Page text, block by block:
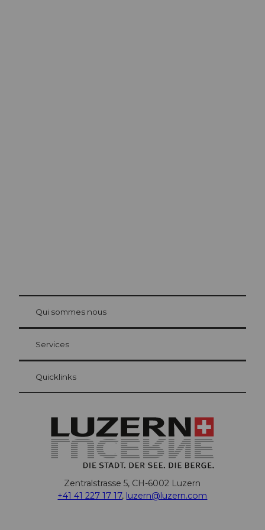
Carte d’hôte Lucerne
Vos avantages en tant qu'hôte pour la nuit
at Bre
Qui sommes nous
Services
Quicklinks
Zentralstrasse 5, CH-6002 Luzern
+41 41 227 17 17, luzern@luzern.com